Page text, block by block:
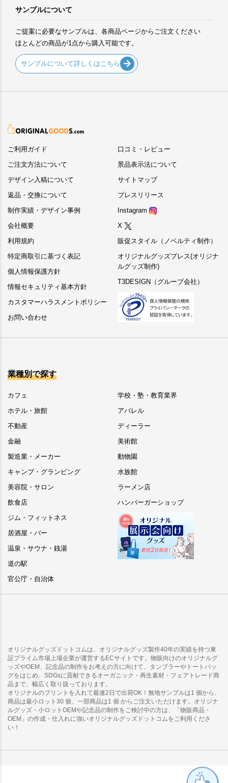
サンプルについて
ご提案に必要なサンプルは、各商品ページからご注文ください
ほとんどの商品が1点から購入可能です。
サンプルについて詳しくはこちら
ご利用ガイド
ご注文方法について
デザイン入稿について
返品・交換について
制作実績・デザイン事例
会社概要
利用規約
特定商取引に基づく表記
個人情報保護方針
情報セキュリティ基本方針
カスタマーハラスメントポリシー
お問い合わせ
口コミ・レビュー
景品表示法について
サイトマップ
プレスリリース
Instagram
X
販促スタイル（ノベルティ制作）
オリジナルグッズプレス(オリジナ
ルグッズ制作)
T3DESIGN（グループ会社）
業種別で探す
カフェ
ホテル・旅館
不動産
金融
製造業・メーカー
キャンプ・グランピング
美容院・サロン
飲食店
ジム・フィットネス
居酒屋・バー
温泉・サウナ・銭湯
道の駅
官公庁・自治体
学校・塾・教育業界
アパレル
ディーラー
美術館
動物園
水族館
ラーメン店
ハンバーガーショップ
オリジナルグッズドットコムは、オリジナルグッズ製作40年の実績を持つ東
証プライム市場上場企業が運営するECサイトです。物販向けのオリジナルグ
ッズやOEM、記念品の制作をお考えの方に向けて、タンブラーやトートバッ
グをはじめ、SDGsに貢献できるオーガニック・再生素材・フェアトレード商
品まで、幅広く取り扱っております。
オリジナルのプリントを入れて最速2日で出荷OK！無地サンプルは1 個から、
商品は最小ロット30 個、一部商品は1 個 からご注文いただけます。オリジナ
ルグッズ・小ロットOEMや記念品の制作をご検討中の方は、「物販商品・
OEM」の作成・仕入れに強いオリジナルグッズドットコムをご利用くださ
い！